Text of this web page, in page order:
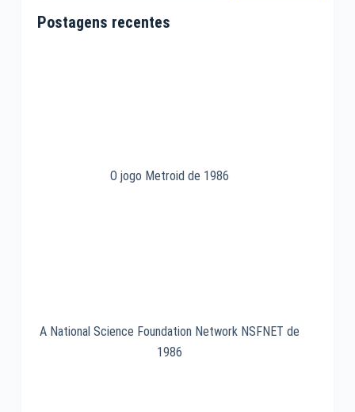
Postagens recentes
O jogo Metroid de 1986
A National Science Foundation Network NSFNET de
1986